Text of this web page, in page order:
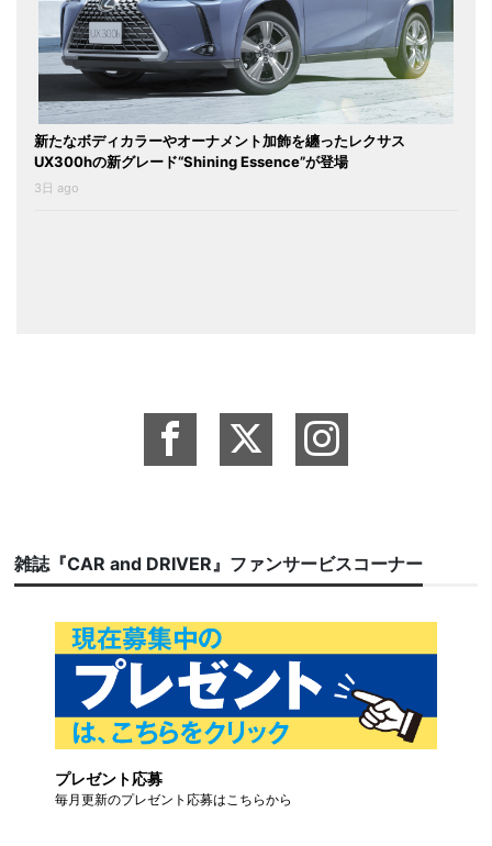
新たなボディカラーやオーナメント加飾を纏ったレクサス
UX300hの新グレード“Shining Essence”が登場
3日 ago
雑誌『CAR and DRIVER』ファンサービスコーナー
プレゼント応募
毎月更新のプレゼント応募はこちらから